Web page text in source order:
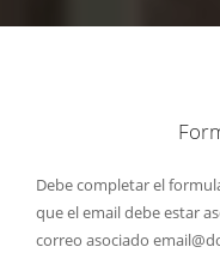
Debe completar el
que el email debe estar
correo asociado